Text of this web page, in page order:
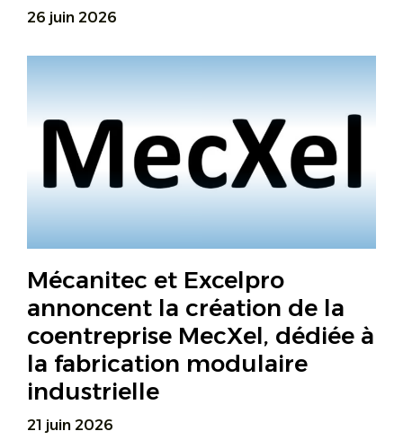
26 juin 2026
Mécanitec et Excelpro
annoncent la création de la
coentreprise MecXel, dédiée à
la fabrication modulaire
industrielle
21 juin 2026